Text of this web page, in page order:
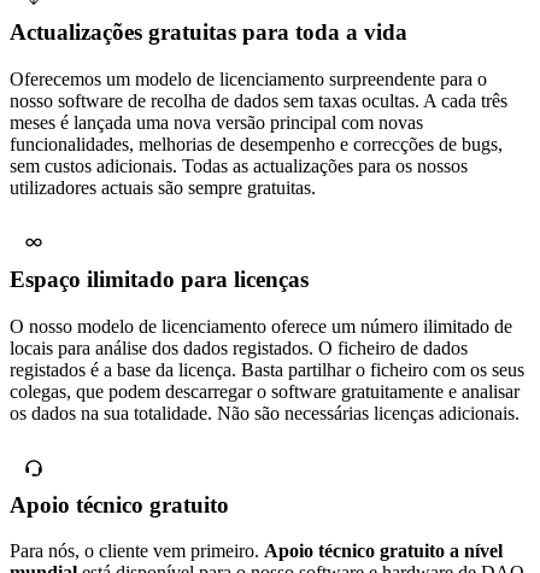
Actualizações gratuitas para toda a vida
Oferecemos um modelo de licenciamento surpreendente para o
nosso software de recolha de dados sem taxas ocultas. A cada três
meses é lançada uma nova versão principal com novas
funcionalidades, melhorias de desempenho e correcções de bugs,
sem custos adicionais. Todas as actualizações para os nossos
utilizadores actuais são sempre gratuitas.
Espaço ilimitado para licenças
O nosso modelo de licenciamento oferece um número ilimitado de
locais para análise dos dados registados. O ficheiro de dados
registados é a base da licença. Basta partilhar o ficheiro com os seus
colegas, que podem descarregar o software gratuitamente e analisar
os dados na sua totalidade. Não são necessárias licenças adicionais.
Apoio técnico gratuito
Para nós, o cliente vem primeiro. Apoio técnico gratuito a nível